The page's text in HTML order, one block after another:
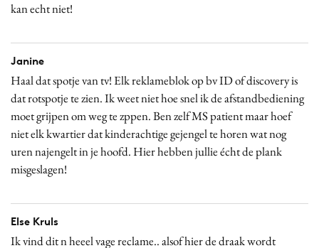
kan echt niet!
Janine
Haal dat spotje van tv! Elk reklameblok op bv ID of discovery is
dat rotspotje te zien. Ik weet niet hoe snel ik de afstandbediening
moet grijpen om weg te zppen. Ben zelf MS patient maar hoef
niet elk kwartier dat kinderachtige gejengel te horen wat nog
uren najengelt in je hoofd. Hier hebben jullie écht de plank
misgeslagen!
Else Kruls
Ik vind dit n heeel vage reclame.. alsof hier de draak wordt